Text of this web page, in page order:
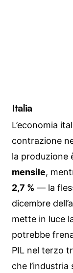
Italia
L’economia
contrazione
la produzione
mensile,
2,7 % — la
dicembre
mette in luce
potrebbe
PIL nel terzo
che